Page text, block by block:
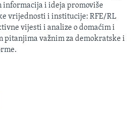
informacija i ideja promoviše
vrijednosti i institucije: RFE/RL
vijesti i analize o domaćim i
pitanjima važnim za demokratske i